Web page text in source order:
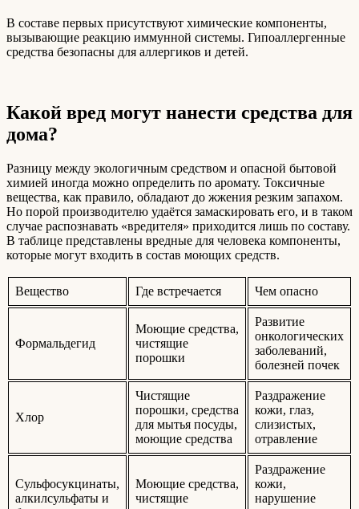
В составе первых присутствуют химические компоненты,
вызывающие реакцию иммунной системы. Гипоаллергенные
средства безопасны для аллергиков и детей.
Какой вред могут нанести средства для
дома?
Разницу между экологичным средством и опасной бытовой
химией иногда можно определить по аромату. Токсичные
вещества, как правило, обладают до жжения резким запахом.
Но порой производителю удаётся замаскировать его, и в таком
случае распознавать «вредителя» приходится лишь по составу.
В таблице представлены вредные для человека компоненты,
которые могут входить в состав моющих средств.
Вещество Где встречается Чем опасно
Формальдегид
Моющие средства,
чистящие
порошки
Развитие
онкологических
заболеваний,
болезней почек
Хлор
Чистящие
порошки, средства
для мытья посуды,
моющие средства
Раздражение
кожи, глаз,
слизистых,
отравление
Сульфосукцинаты,
алкилсульфаты и
Моющие средства,
чистящие
Раздражение
кожи,
нарушение